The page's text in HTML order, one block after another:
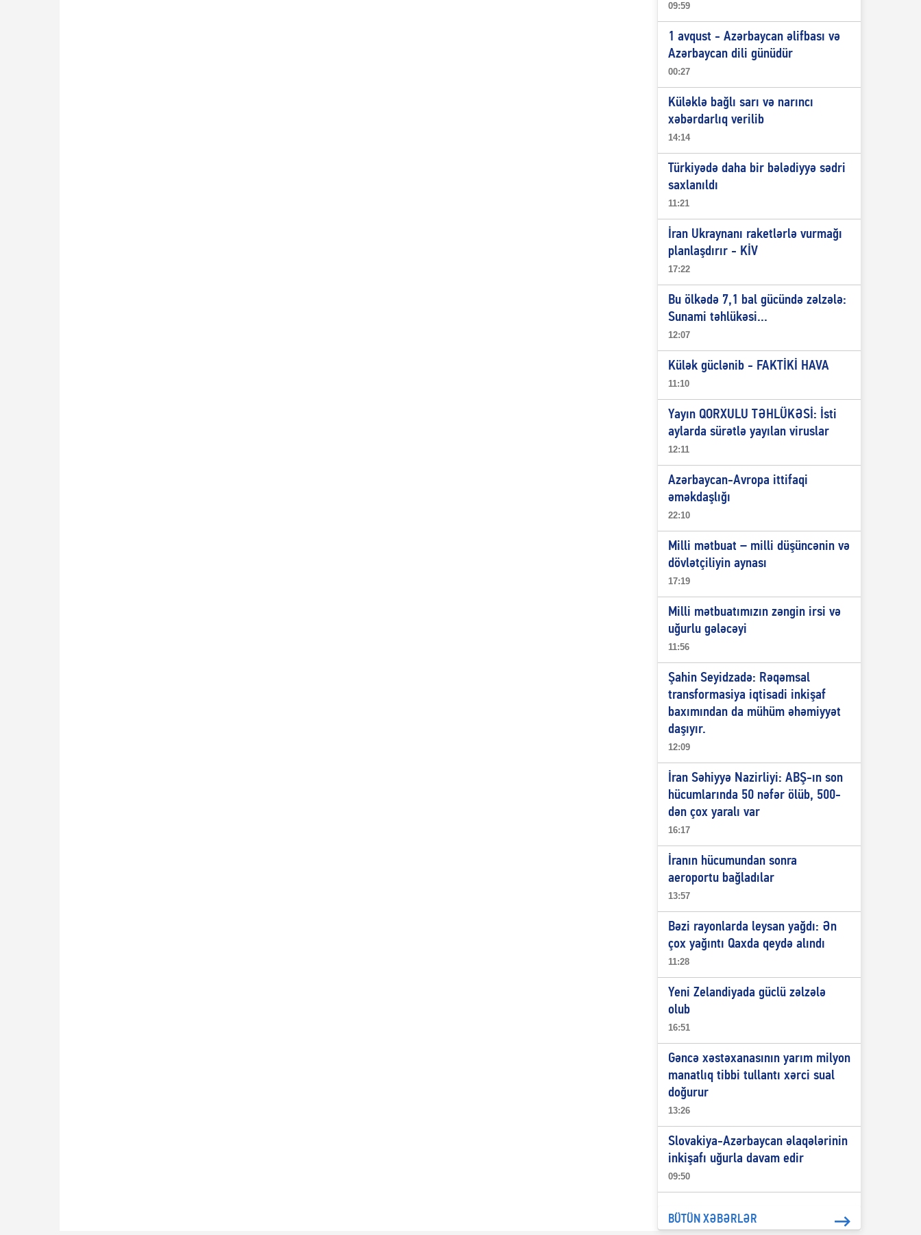
09:59
1 avqust - Azərbaycan əlifbası və
Azərbaycan dili günüdür
00:27
Küləklə bağlı sarı və narıncı
xəbərdarlıq verilib
14:14
Türkiyədə daha bir bələdiyyə sədri
saxlanıldı
11:21
İran Ukraynanı raketlərlə vurmağı
planlaşdırır - KİV
17:22
Bu ölkədə 7,1 bal gücündə zəlzələ:
Sunami təhlükəsi...
12:07
Külək güclənib - FAKTİKİ HAVA
11:10
Yayın QORXULU TƏHLÜKƏSİ: İsti
aylarda sürətlə yayılan viruslar
12:11
Azərbaycan-Avropa ittifaqi
əməkdaşlığı
22:10
Milli mətbuat – milli düşüncənin və
dövlətçiliyin aynası
17:19
Milli mətbuatımızın zəngin irsi və
uğurlu gələcəyi
11:56
Şahin Seyidzadə: Rəqəmsal
transformasiya iqtisadi inkişaf
baxımından da mühüm əhəmiyyət
daşıyır.
12:09
İran Səhiyyə Nazirliyi: ABŞ-ın son
hücumlarında 50 nəfər ölüb, 500-
dən çox yaralı var
16:17
İranın hücumundan sonra
aeroportu bağladılar
13:57
Bəzi rayonlarda leysan yağdı: Ən
çox yağıntı Qaxda qeydə alındı
11:28
Yeni Zelandiyada güclü zəlzələ
olub
16:51
Gəncə xəstəxanasının yarım milyon
manatlıq tibbi tullantı xərci sual
doğurur
13:26
Slovakiya-Azərbaycan əlaqələrinin
inkişafı uğurla davam edir
09:50
BÜTÜN XƏBƏRLƏR